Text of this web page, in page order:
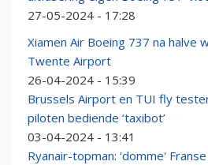
27-05-2024 - 17:28
Xiamen Air Boeing 737 na halve
Twente Airport
26-04-2024 - 15:39
Brussels Airport en TUI fly
piloten bediende ‘taxibot’
03-04-2024 - 13:41
Ryanair-topman: 'domme'